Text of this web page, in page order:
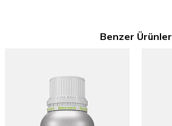
Benzer Ürünler